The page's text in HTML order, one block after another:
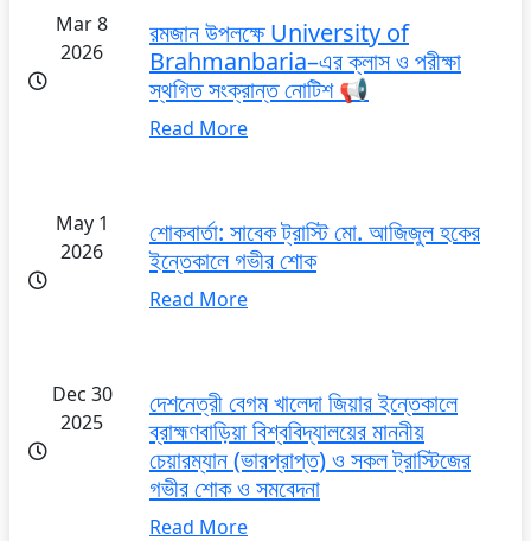
Mar 8
2026
রমজান উপলক্ষে University of
Brahmanbaria–এর ক্লাস ও পরীক্ষা
স্থগিত সংক্রান্ত নোটিশ 📢
Read More
May 1
2026
শোকবার্তা: সাবেক ট্রাস্টি মো. আজিজুল হকের
ইন্তেকালে গভীর শোক
Read More
Dec 30
2025
দেশনেত্রী বেগম খালেদা জিয়ার ইন্তেকালে
ব্রাহ্মণবাড়িয়া বিশ্ববিদ্যালয়ের মাননীয়
চেয়ারম্যান (ভারপ্রাপ্ত) ও সকল ট্রাস্টিজের
গভীর শোক ও সমবেদনা
Read More